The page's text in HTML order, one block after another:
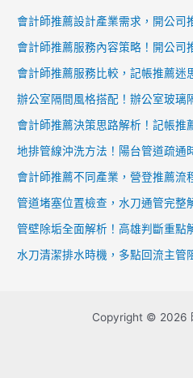
會計師推薦設計產業需求，開公司
會計師推薦服務內容策略！開公司
會計師推薦服務比較，記帳推薦迷
辦公室隔間風格搭配！辦公室玻璃
會計師推薦決策思路解析！記帳推
地排管線沖洗方法！陽台管道疏通
會計師推薦不同產業，營登推薦流
管道堵塞位置檢查，水刀通管完整
管壁除垢全面解析！高雄判斷重點
水刀清潔排水時機，多點回流主管
Copyright © 2026